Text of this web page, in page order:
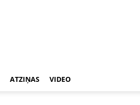
ATZIŅAS VIDEO